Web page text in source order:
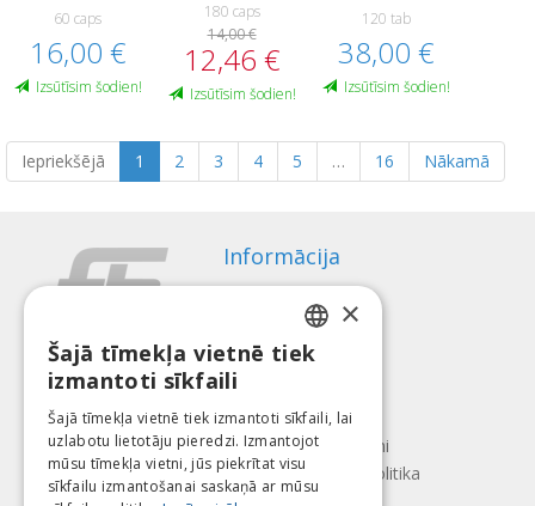
60 caps
16,00 €
Izsūtīsim šodien!
180 caps
14,00 €
12,46 €
Izsūtīsim šodien!
120 tab
38,00 €
Izsūtīsim šodien!
Iepriekšējā 1 2 3 4 5 … 16 Nākamā
Informācija
Apmaksas veidi
Atteikuma tiesības
Par mums
Kontakti
Lietošanas noteikumi
Konfidencialitātes politika
LATVIAN
LITHUANIAN
ESTONIAN
×
Šajā tīmekļa vietnē tiek
izmantoti sīkfaili
Šajā tīmekļa vietnē tiek izmantoti sīkfaili, lai
uzlabotu lietotāju pieredzi. Izmantojot
mūsu tīmekļa vietni, jūs piekrītat visu
sīkfailu izmantošanai saskaņā ar mūsu